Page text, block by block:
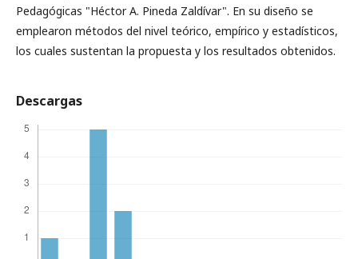
Pedagógicas "Héctor A. Pineda Zaldívar". En su diseño se
emplearon métodos del nivel teórico, empírico y estadísticos,
los cuales sustentan la propuesta y los resultados obtenidos.
Descargas